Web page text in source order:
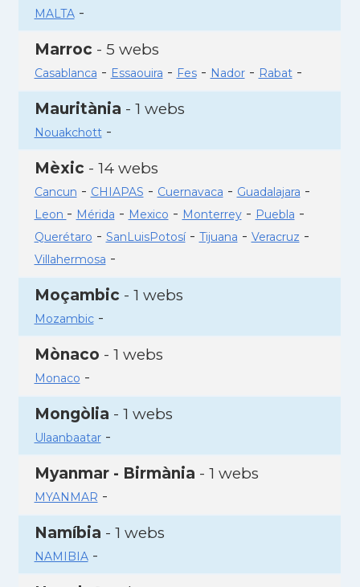
MALTA-
Marroc - 5 webs
Casablanca - Essaouira - Fes- Nador- Rabat-
Mauritània - 1 webs
Nouakchott-
Mèxic - 14 webs
Cancun - CHIAPAS - Cuernavaca - Guadalajara -
Leon - Mérida - Mexico - Monterrey- Puebla -
Querétaro - SanLuisPotosí- Tijuana - Veracruz -
Villahermosa -
Moçambic - 1 webs
Mozambic-
Mònaco - 1 webs
Monaco -
Mongòlia - 1 webs
Ulaanbaatar-
Myanmar - Birmània - 1 webs
MYANMAR -
Namíbia - 1 webs
NAMIBIA-